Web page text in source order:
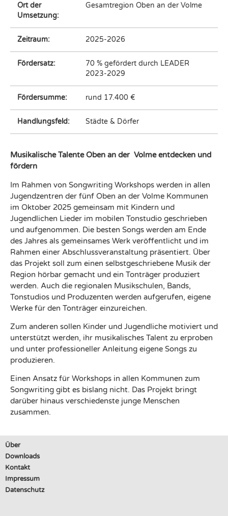
Ort der
Umsetzung:
Gesamtregion Oben an der Volme
Zeitraum: 2025-2026
Fördersatz:
70 % gefördert durch LEADER
2023-2029
Fördersumme: rund 17.400 €
Handlungsfeld: Städte & Dörfer
Musikalische Talente Oben an der Volme entdecken und
fördern
Im Rahmen von Songwriting Workshops werden in allen
Jugendzentren der fünf Oben an der Volme Kommunen
im Oktober 2025 gemeinsam mit Kindern und
Jugendlichen Lieder im mobilen Tonstudio geschrieben
und aufgenommen. Die besten Songs werden am Ende
des Jahres als gemeinsames Werk veröffentlicht und im
Rahmen einer Abschlussveranstaltung präsentiert. Über
das Projekt soll zum einen selbstgeschriebene Musik der
Region hörbar gemacht und ein Tonträger produziert
werden. Auch die regionalen Musikschulen, Bands,
Tonstudios und Produzenten werden aufgerufen, eigene
Werke für den Tonträger einzureichen.
Zum anderen sollen Kinder und Jugendliche motiviert und
unterstützt werden, ihr musikalisches Talent zu erproben
und unter professioneller Anleitung eigene Songs zu
produzieren.
Einen Ansatz für Workshops in allen Kommunen zum
Songwriting gibt es bislang nicht. Das Projekt bringt
darüber hinaus verschiedenste junge Menschen
zusammen.
Über
Downloads
Kontakt
Impressum
Datenschutz